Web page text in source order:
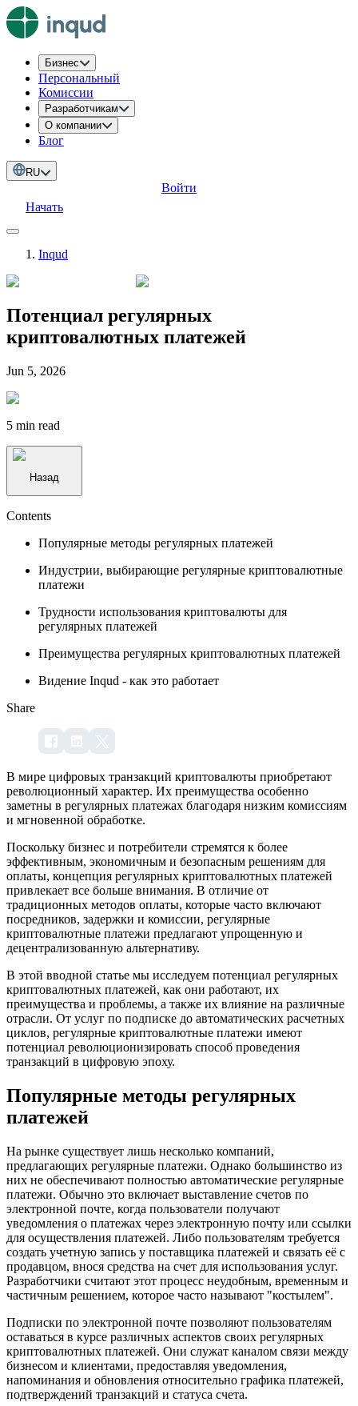
Бизнес
Персональный
Комиссии
Разработчикам
О компании
Блог
RU
Войти
Начать
Inqud
Потенциал регулярных
криптовалютных платежей
Jun 5, 2026
5 min read
Назад
Contents
Популярные методы регулярных платежей
Индустрии, выбирающие регулярные криптовалютные
платежи
Трудности использования криптовалюты для
регулярных платежей
Преимущества регулярных криптовалютных платежей
Видение Inqud - как это работает
Share
В мире цифровых транзакций криптовалюты приобретают
революционный характер. Их преимущества особенно
заметны в регулярных платежах благодаря низким комиссиям
и мгновенной обработке.
Поскольку бизнес и потребители стремятся к более
эффективным, экономичным и безопасным решениям для
оплаты, концепция регулярных криптовалютных платежей
привлекает все больше внимания. В отличие от
традиционных методов оплаты, которые часто включают
посредников, задержки и комиссии, регулярные
криптовалютные платежи предлагают упрощенную и
децентрализованную альтернативу.
В этой вводной статье мы исследуем потенциал регулярных
криптовалютных платежей, как они работают, их
преимущества и проблемы, а также их влияние на различные
отрасли. От услуг по подписке до автоматических расчетных
циклов, регулярные криптовалютные платежи имеют
потенциал революционизировать способ проведения
транзакций в цифровую эпоху.
Популярные методы регулярных
платежей
На рынке существует лишь несколько компаний,
предлагающих регулярные платежи. Однако большинство из
них не обеспечивают полностью автоматические регулярные
платежи. Обычно это включает выставление счетов по
электронной почте, когда пользователи получают
уведомления о платежах через электронную почту или ссылки
для осуществления платежей. Либо пользователям требуется
создать учетную запись у поставщика платежей и связать её с
продавцом, внося средства на счет для использования услуг.
Разработчики считают этот процесс неудобным, временным и
частичным решением, которое часто называют "костылем".
Подписки по электронной почте позволяют пользователям
оставаться в курсе различных аспектов своих регулярных
криптовалютных платежей. Они служат каналом связи между
бизнесом и клиентами, предоставляя уведомления,
напоминания и обновления относительно графика платежей,
подтверждений транзакций и статуса счета.